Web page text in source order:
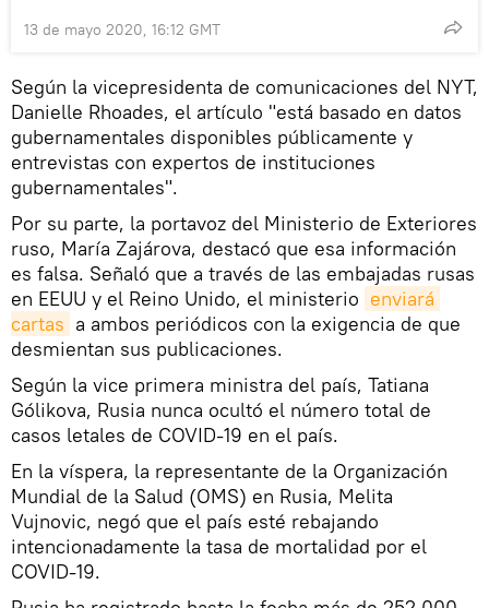
13 de mayo 2020, 16:12 GMT
Según la vicepresidenta de comunicaciones del NYT,
Danielle Rhoades, el artículo "está basado en datos
gubernamentales disponibles públicamente y
entrevistas con expertos de instituciones
gubernamentales".
Por su parte, la portavoz del Ministerio de Exteriores
ruso, María Zajárova, destacó que esa información
es falsa. Señaló que a través de las embajadas rusas
en EEUU y el Reino Unido, el ministerio enviará
cartas a ambos periódicos con la exigencia de que
desmientan sus publicaciones.
Según la vice primera ministra del país, Tatiana
Gólikova, Rusia nunca ocultó el número total de
casos letales de COVID-19 en el país.
En la víspera, la representante de la Organización
Mundial de la Salud (OMS) en Rusia, Melita
Vujnovic, negó que el país esté rebajando
intencionadamente la tasa de mortalidad por el
COVID-19.